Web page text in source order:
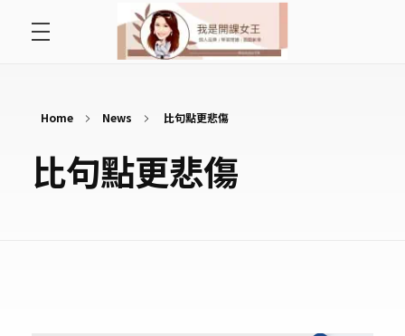
好好說故事
最愛讀書會
Home News 比句點更悲傷
比句點更悲傷